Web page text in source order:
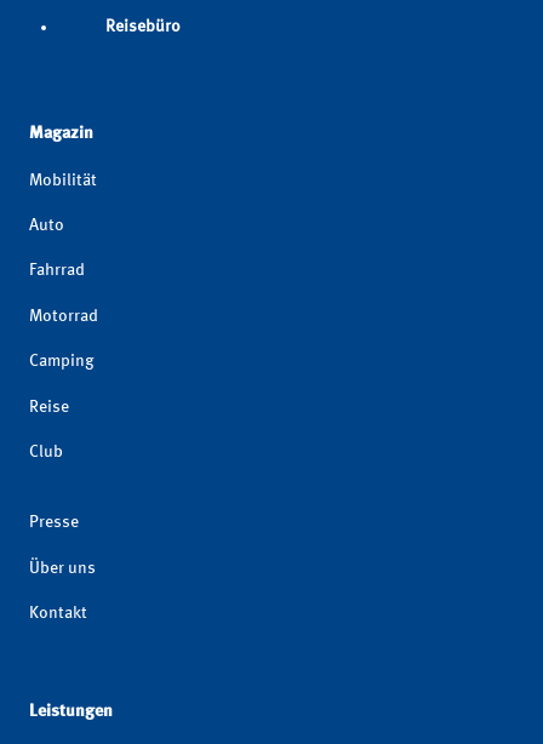
Reisebüro
Magazin
Mobilität
Auto
Fahrrad
Motorrad
Camping
Reise
Club
Presse
Über uns
Kontakt
Leistungen